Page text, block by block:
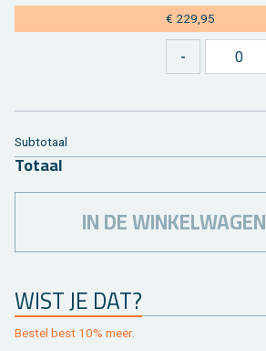
€ 229,95
WIST JE DAT?
Be­stel best 10% meer.
Sub­to­taal
To­taal
IN DE WINKELWAGEN